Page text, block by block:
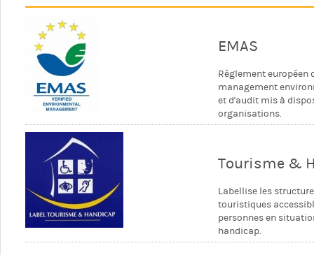
EMAS
Règlement européen
management
et d'audit mis à
organisations.
Tourisme &
Labellise les
touristiques
personnes en
handicap.